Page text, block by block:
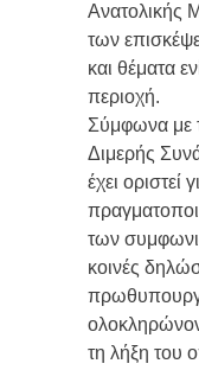
Ανατολικής
των
και θέματα
περιοχή.
Σύμφωνα με
Διμερής
έχει οριστεί
των
κοινές
τη λήξη του